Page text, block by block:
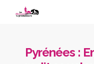
Pyrénées :